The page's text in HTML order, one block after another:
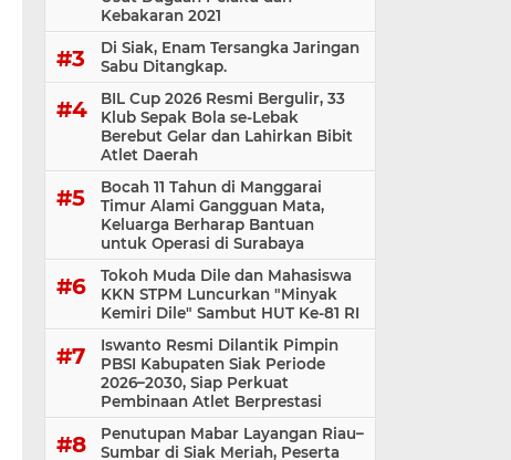
Kebakaran 2021
Di Siak, Enam Tersangka Jaringan
Sabu Ditangkap.
BIL Cup 2026 Resmi Bergulir, 33
Klub Sepak Bola se-Lebak
Berebut Gelar dan Lahirkan Bibit
Atlet Daerah
Bocah 11 Tahun di Manggarai
Timur Alami Gangguan Mata,
Keluarga Berharap Bantuan
untuk Operasi di Surabaya
Tokoh Muda Dile dan Mahasiswa
KKN STPM Luncurkan "Minyak
Kemiri Dile" Sambut HUT Ke-81 RI
Iswanto Resmi Dilantik Pimpin
PBSI Kabupaten Siak Periode
2026–2030, Siap Perkuat
Pembinaan Atlet Berprestasi
Penutupan Mabar Layangan Riau–
Sumbar di Siak Meriah, Peserta